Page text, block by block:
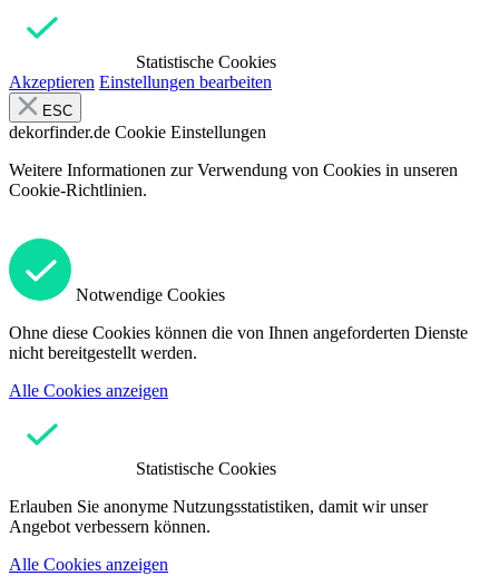
Statistische Cookies
Akzeptieren Einstellungen bearbeiten
ESC
dekorfinder.de Cookie Einstellungen
Weitere Informationen zur Verwendung von Cookies in unseren
Cookie-Richtlinien.
Notwendige Cookies
Ohne diese Cookies können die von Ihnen angeforderten Dienste
nicht bereitgestellt werden.
Alle Cookies anzeigen
Statistische Cookies
Erlauben Sie anonyme Nutzungsstatistiken, damit wir unser
Angebot verbessern können.
Alle Cookies anzeigen